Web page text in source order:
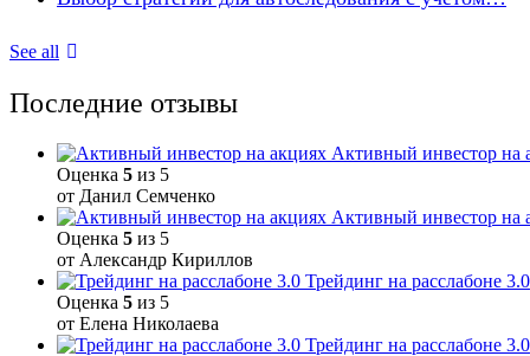
See all
Последние отзывы
Активный инвестор на
Оценка 5 из 5
от Данил Семченко
Активный инвестор на
Оценка 5 из 5
от Александр Кириллов
Трейдинг на расслабоне 3.0
Оценка 5 из 5
от Елена Николаева
Трейдинг на расслабоне 3.0